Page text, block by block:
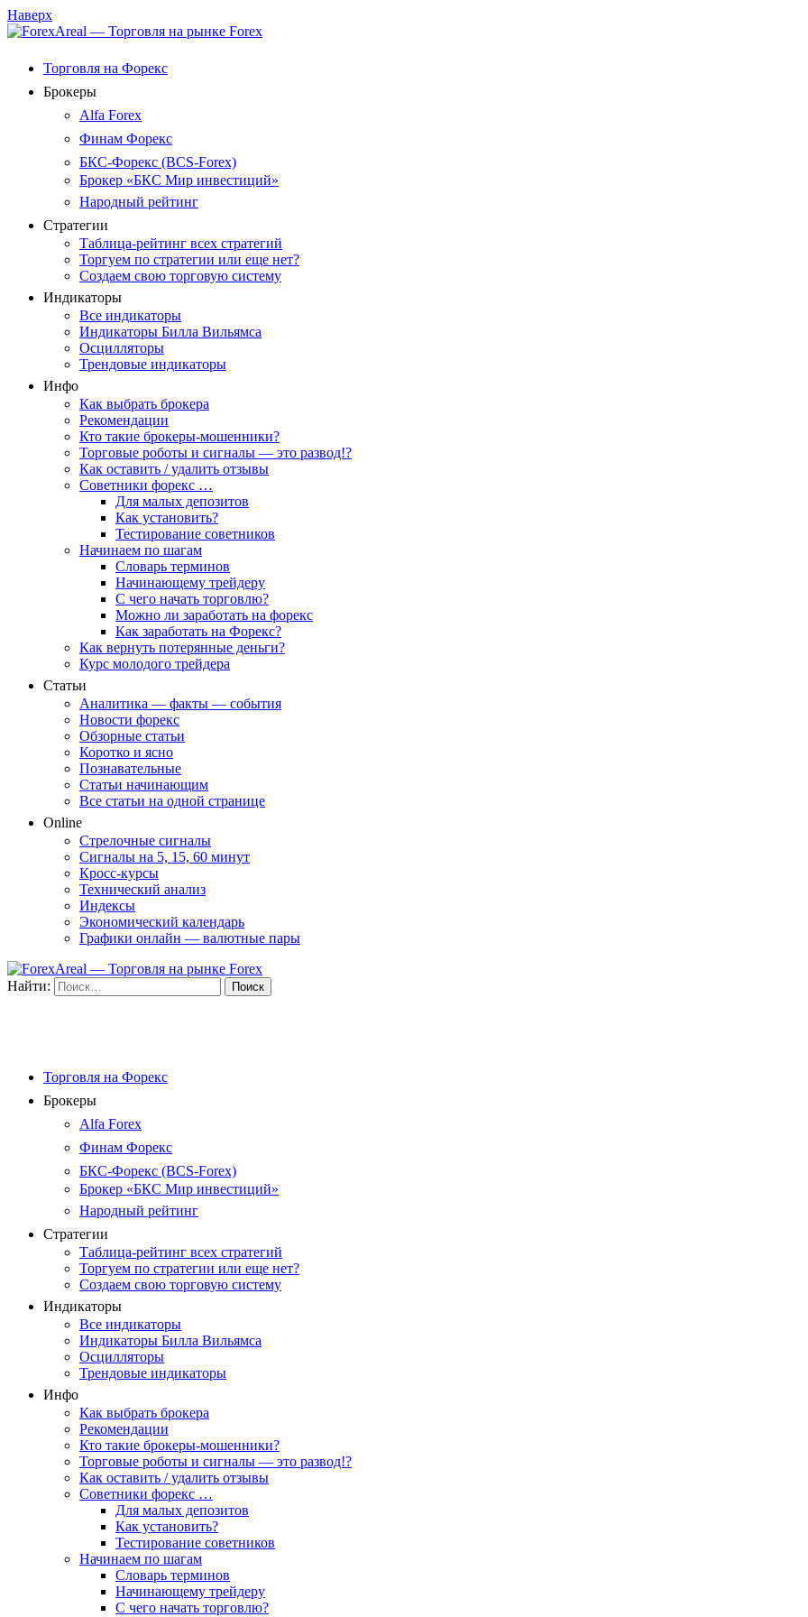
Наверх
Торговля на Форекс
Брокеры
Alfa Forex
Финам Форекс
БКС-Форекс (BCS-Forex)
Брокер «БКС Мир инвестиций»
Народный рейтинг
Стратегии
Таблица-рейтинг всех стратегий
Торгуем по стратегии или еще нет?
Создаем свою торговую систему
Индикаторы
Все индикаторы
Индикаторы Билла Вильямса
Осцилляторы
Трендовые индикаторы
Инфо
Как выбрать брокера
Рекомендации
Кто такие брокеры-мошенники?
Торговые роботы и сигналы — это развод!?
Как оставить / удалить отзывы
Советники форекс …
Для малых депозитов
Как установить?
Тестирование советников
Начинаем по шагам
Словарь терминов
Начинающему трейдеру
С чего начать торговлю?
Можно ли заработать на форекс
Как заработать на Форекс?
Как вернуть потерянные деньги?
Курс молодого трейдера
Статьи
Аналитика — факты — события
Новости форекс
Обзорные статьи
Коротко и ясно
Познавательные
Статьи начинающим
Все статьи на одной странице
Online
Стрелочные сигналы
Сигналы на 5, 15, 60 минут
Кросс-курсы
Технический анализ
Индексы
Экономический календарь
Графики онлайн — валютные пары
Найти:
Торговля на Форекс
Брокеры
Alfa Forex
Финам Форекс
БКС-Форекс (BCS-Forex)
Брокер «БКС Мир инвестиций»
Народный рейтинг
Стратегии
Таблица-рейтинг всех стратегий
Торгуем по стратегии или еще нет?
Создаем свою торговую систему
Индикаторы
Все индикаторы
Индикаторы Билла Вильямса
Осцилляторы
Трендовые индикаторы
Инфо
Как выбрать брокера
Рекомендации
Кто такие брокеры-мошенники?
Торговые роботы и сигналы — это развод!?
Как оставить / удалить отзывы
Советники форекс …
Для малых депозитов
Как установить?
Тестирование советников
Начинаем по шагам
Словарь терминов
Начинающему трейдеру
С чего начать торговлю?